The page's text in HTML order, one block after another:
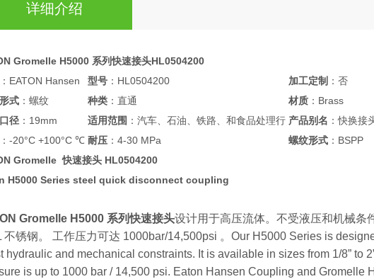
详细介绍
Gromelle H5000 系列快速接头HL0504200
：EATON Hansen 型号 ：HL0504200 加工定制 ：否
式 ：螺纹 种类 ：直通 材质 ：Brass
径 ：19mm 适用范围 ：汽车、石油、铁路、和食品处理行 产品别名 ：快换接
：-20°C +100°C ℃ 耐压 ：4-30 MPa 螺纹形式 ：BSPP
Gromelle 快速接头 HL0504200
H5000 Series steel quick disconnect coupling
Gromelle H5000 系列快速接头设计用于高压流体。不受液压和机械条
不锈钢。 工作压力可达 1000bar/14,500psi 。Our H5000 Series is
hydraulic and mechanical constraints. It is available in sizes from 1/8” to
is up to 1000 bar / 14,500 psi. Eaton Hansen Coupling and Gromelle